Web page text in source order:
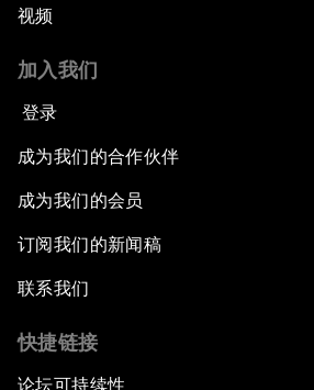
视频
加入我们
登录
成为我们的合作伙伴
成为我们的会员
订阅我们的新闻稿
联系我们
快捷链接
论坛可持续性